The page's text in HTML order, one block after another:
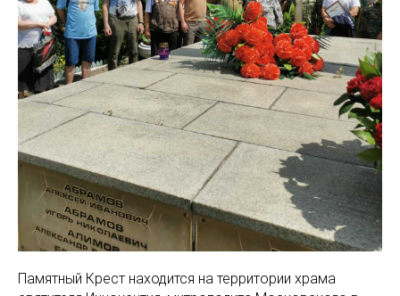
Памятный Крест находится на территории храма